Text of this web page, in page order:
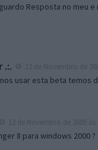
Resposta no meu e
.:.
usar esta beta temos
8 para windows 2000